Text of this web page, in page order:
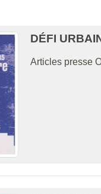
DÉFI
Articles presse